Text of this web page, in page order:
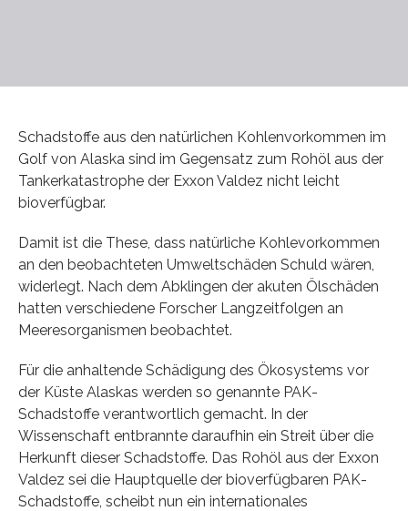
Schadstoffe aus den natürlichen Kohlenvorkommen im
Golf von Alaska sind im Gegensatz zum Rohöl aus der
Tankerkatastrophe der Exxon Valdez nicht leicht
bioverfügbar.
Damit ist die These, dass natürliche Kohlevorkommen
an den beobachteten Umweltschäden Schuld wären,
widerlegt. Nach dem Abklingen der akuten Ölschäden
hatten verschiedene Forscher Langzeitfolgen an
Meeresorganismen beobachtet.
Für die anhaltende Schädigung des Ökosystems vor
der Küste Alaskas werden so genannte PAK-
Schadstoffe verantwortlich gemacht. In der
Wissenschaft entbrannte daraufhin ein Streit über die
Herkunft dieser Schadstoffe. Das Rohöl aus der Exxon
Valdez sei die Hauptquelle der bioverfügbaren PAK-
Schadstoffe, scheibt nun ein internationales